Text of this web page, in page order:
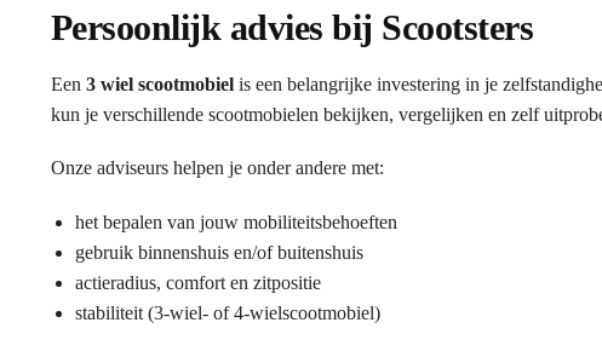
Persoonlijk advies bij Scootsters
Een 3 wiel scootmobielis een belangrijke investering in je
kun je verschillende scootmobielen bekijken, vergelijken en zelf
Onze adviseurs helpen je onder andere met:
het bepalen van jouw mobiliteitsbehoeften
gebruik binnenshuis en/of buitenshuis
actieradius, comfort en zitpositie
stabiliteit (3-wiel- of 4-wielscootmobiel)